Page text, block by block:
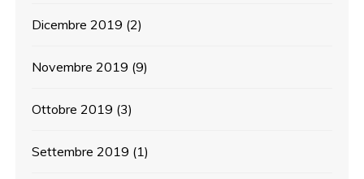
Dicembre 2019 (2)
Novembre 2019 (9)
Ottobre 2019 (3)
Settembre 2019 (1)